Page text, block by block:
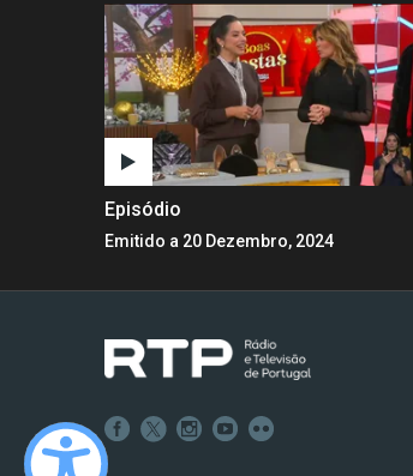
Episódio
Emitido a 20 Dezembro, 2024